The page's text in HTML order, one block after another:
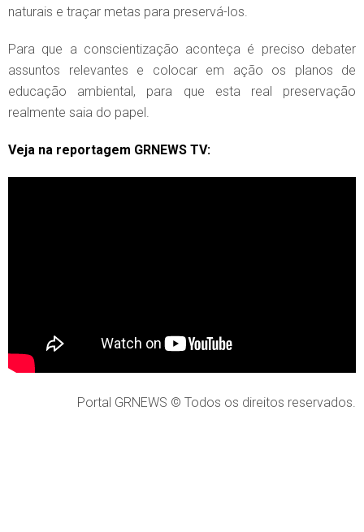
naturais e traçar metas para preservá-los.
Para que a conscientização aconteça é preciso debater
assuntos relevantes e colocar em ação os planos de
educação ambiental, para que esta real preservação
realmente saia do papel.
Veja na reportagem GRNEWS TV:
Portal GRNEWS © Todos os direitos reservados.